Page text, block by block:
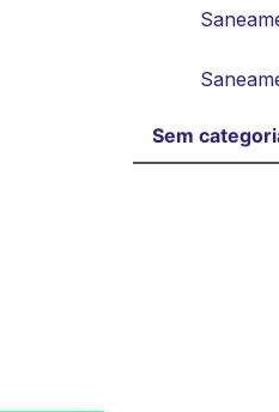
Sem